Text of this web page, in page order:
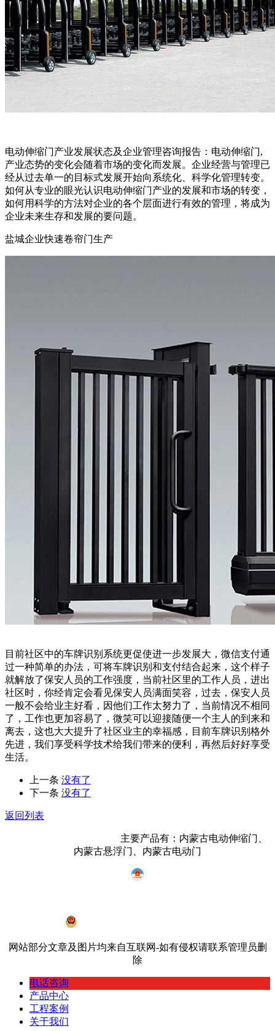
电动伸缩门产业发展状态及企业管理咨询报告：电动伸缩门,
产业态势的变化会随着市场的变化而发展。企业经营与管理已
经从过去单一的目标式发展开始向系统化、科学化管理转变。
如何从专业的眼光认识电动伸缩门产业的发展和市场的转变，
如何用科学的方法对企业的各个层面进行有效的管理，将成为
企业未来生存和发展的要问题。
盐城企业快速卷帘门生产
目前社区中的车牌识别系统更促使进一步发展大，微信支付通
过一种简单的办法，可将车牌识别和支付结合起来，这个样子
就解放了保安人员的工作强度，当前社区里的工作人员，进出
社区时，你经肯定会看见保安人员满面笑容，过去，保安人员
一般不会给业主好看，因他们工作太努力了，当前情况不相同
了，工作也更加容易了，微笑可以迎接随便一个主人的到来和
离去，这也大大提升了社区业主的幸福感，目前车牌识别格外
先进，我们享受科学技术给我们带来的便利，再然后好好享受
生活。
上一条 没有了
下一条 没有了
返回列表
主要产品有：内蒙古电动伸缩门、
内蒙古悬浮门、内蒙古电动门
网站部分文章及图片均来自互联网-如有侵权请联系管理员删
除
电话咨询
产品中心
工程案例
关于我们